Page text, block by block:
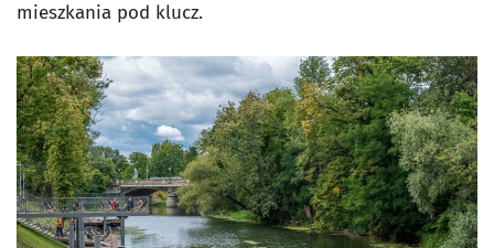
mieszkania pod klucz.